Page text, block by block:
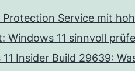
Protection Service mit
Windows 11 sinnvoll
Insider Build 29639: